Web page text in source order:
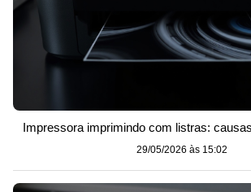
Impressora imprimindo com listras:
29/05/2026 às 15:02